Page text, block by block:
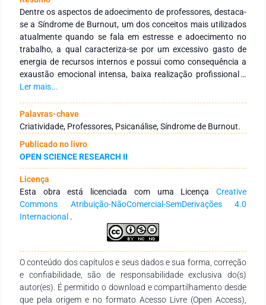
Dentre os aspectos de adoecimento de professores, destaca-
se a Síndrome de Burnout, um dos conceitos mais utilizados
atualmente quando se fala em estresse e adoecimento no
trabalho, a qual caracteriza-se por um excessivo gasto de
energia de recursos internos e possui como consequência a
exaustão emocional intensa, baixa realização profissional e
despersonalização. Percebe-se que este estado de
professores, porém esses permanecem sendo cobrados
constantemente para serem criativos em sala de aula.
Relacionado a isso, o objetivo geral deste trabalho foi de
refletir acerca da criatividade em professores do ensino
fundamental que apresentam Síndrome de Burnout, sendo
abordados os seguintes temas: professores do ensino
fundamental da rede pública, criatividade e Síndrome de
Burnout. Trata-se de uma pesquisa bibliográfica com
delineamento qualitativo de caráter descritivo e exploratório.
As fontes utilizadas foram artigos das bases de dados Scielo
e CAPES, do período de 2009 até 2019. Os dados
leitura, instrumento escolhido para ser utilizado nesta
pesquisa. Para a análise dos materiais encontrados foi
realizada uma síntese integradora, a qual ofereceu um
panorama da compreensão dos temas, buscando responder
Ler mais...
Palavras-chave
Criatividade, Professores, Psicanálise, Síndrome de Burnout.
Publicado no livro
OPEN SCIENCE RESEARCH II
Licença
Esta obra está licenciada com uma Licença Creative
Commons Atribuição-NãoComercial-SemDerivações 4.0
Internacional .
O conteúdo dos capítulos e seus dados e sua forma, correção
e confiabilidade, são de responsabilidade exclusiva do(s)
autor(es). É permitido o download e compartilhamento desde
que pela origem e no formato Acesso Livre (Open Access),